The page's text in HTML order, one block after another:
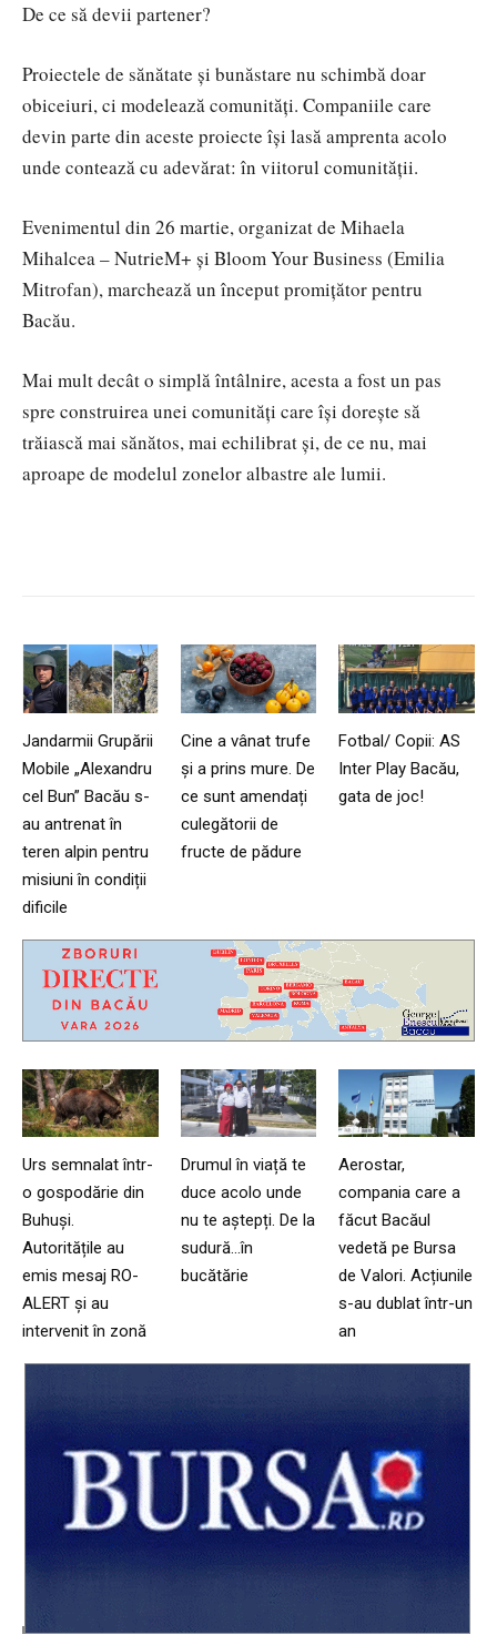
De ce să devii partener?
Proiectele de sănătate și bunăstare nu schimbă doar
obiceiuri, ci modelează comunități. Companiile care
devin parte din aceste proiecte își lasă amprenta acolo
unde contează cu adevărat: în viitorul comunității.
Evenimentul din 26 martie, organizat de Mihaela
Mihalcea – NutrieM+ și Bloom Your Business (Emilia
Mitrofan), marchează un început promițător pentru
Bacău.
Mai mult decât o simplă întâlnire, acesta a fost un pas
spre construirea unei comunități care își dorește să
trăiască mai sănătos, mai echilibrat și, de ce nu, mai
aproape de modelul zonelor albastre ale lumii.
Jandarmii Grupării
Mobile „Alexandru
cel Bun” Bacău s-
au antrenat în
teren alpin pentru
misiuni în condiții
dificile
Cine a vânat trufe
și a prins mure. De
ce sunt amendați
culegătorii de
fructe de pădure
Fotbal/ Copii: AS
Inter Play Bacău,
gata de joc!
Urs semnalat într-
o gospodărie din
Buhuși.
Autoritățile au
emis mesaj RO-
ALERT și au
intervenit în zonă
Drumul în viață te
duce acolo unde
nu te aștepți. De la
sudură…în
bucătărie
Aerostar,
compania care a
făcut Bacăul
vedetă pe Bursa
de Valori. Acțiunile
s-au dublat într-un
an